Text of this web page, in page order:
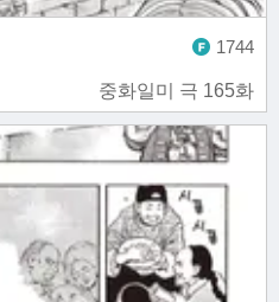
중화일미 극 165화
1744